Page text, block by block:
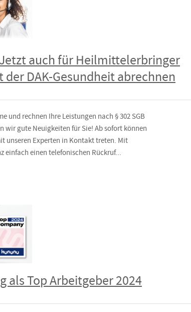
auch für Heilmittelerbringer
DAK-Gesundheit abrechnen
und rechnen Ihre Leistungen nach § 302 SGB
wir gute Neuigkeiten für Sie! Ab sofort können
unseren Experten in Kontakt treten. Mit
einfach einen telefonischen Rückruf...
als Top Arbeitgeber 2024